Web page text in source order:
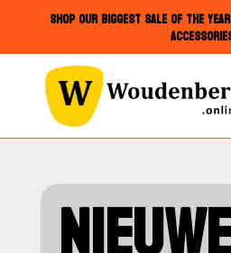
SHOP OUR BIGGEST SALE OF THE